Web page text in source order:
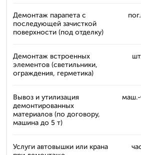
Демонтаж парапета с
последующей зачисткой
поверхности (под отделку)
Демонтаж встроенных
элементов (светильники,
ограждения, герметика)
Вывоз и утилизация
демонтированных
материалов (по договору,
машина до 5 т)
маш.-
Услуги автовышки или крана